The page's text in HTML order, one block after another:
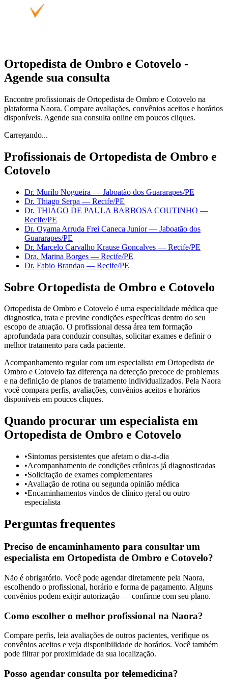
Ortopedista de Ombro e Cotovelo -
Agende sua consulta
Encontre profissionais de Ortopedista de Ombro e Cotovelo na
plataforma Naora. Compare avaliações, convênios aceitos e horários
disponíveis. Agende sua consulta online em poucos cliques.
Carregando...
Profissionais de Ortopedista de Ombro e
Cotovelo
Dr. Murilo Nogueira — Jaboatão dos Guararapes/PE
Dr. Thiago Serpa — Recife/PE
Dr. THIAGO DE PAULA BARBOSA COUTINHO —
Recife/PE
Dr. Oyama Arruda Frei Caneca Junior — Jaboatão dos
Guararapes/PE
Dr. Marcelo Carvalho Krause Goncalves — Recife/PE
Dra. Marina Borges — Recife/PE
Dr. Fabio Brandao — Recife/PE
Sobre Ortopedista de Ombro e Cotovelo
Ortopedista de Ombro e Cotovelo é uma especialidade médica que
diagnostica, trata e previne condições específicas dentro do seu
escopo de atuação. O profissional dessa área tem formação
aprofundada para conduzir consultas, solicitar exames e definir o
melhor tratamento para cada paciente.
Acompanhamento regular com um especialista em Ortopedista de
Ombro e Cotovelo faz diferença na detecção precoce de problemas
e na definição de planos de tratamento individualizados. Pela Naora
você compara perfis, avaliações, convênios aceitos e horários
disponíveis em poucos cliques.
Quando procurar um especialista em
Ortopedista de Ombro e Cotovelo
•Sintomas persistentes que afetam o dia-a-dia
•Acompanhamento de condições crônicas já diagnosticadas
•Solicitação de exames complementares
•Avaliação de rotina ou segunda opinião médica
•Encaminhamentos vindos de clínico geral ou outro
especialista
Perguntas frequentes
Preciso de encaminhamento para consultar um
especialista em Ortopedista de Ombro e Cotovelo?
Não é obrigatório. Você pode agendar diretamente pela Naora,
escolhendo o profissional, horário e forma de pagamento. Alguns
convênios podem exigir autorização — confirme com seu plano.
Como escolher o melhor profissional na Naora?
Compare perfis, leia avaliações de outros pacientes, verifique os
convênios aceitos e veja disponibilidade de horários. Você também
pode filtrar por proximidade da sua localização.
Posso agendar consulta por telemedicina?